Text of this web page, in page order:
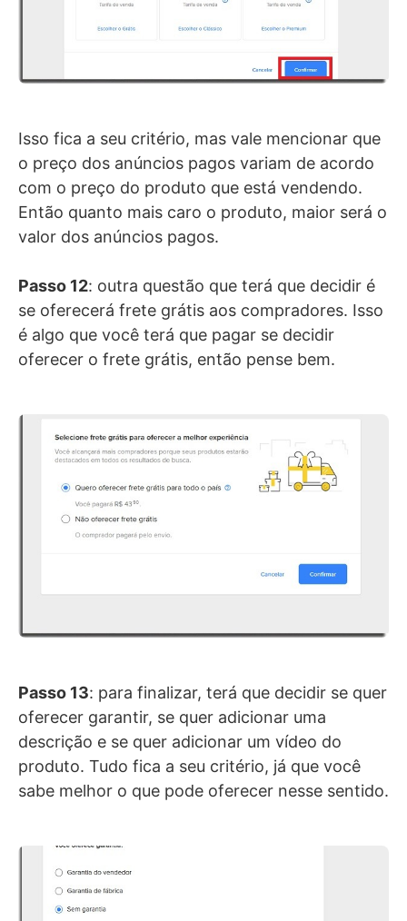
Isso fica a seu critério, mas vale mencionar que
o preço dos anúncios pagos variam de acordo
com o preço do produto que está vendendo.
Então quanto mais caro o produto, maior será o
valor dos anúncios pagos.
Passo 12: outra questão que terá que decidir é
se oferecerá frete grátis aos compradores. Isso
é algo que você terá que pagar se decidir
oferecer o frete grátis, então pense bem.
Passo 13: para finalizar, terá que decidir se quer
oferecer garantir, se quer adicionar uma
descrição e se quer adicionar um vídeo do
produto. Tudo fica a seu critério, já que você
sabe melhor o que pode oferecer nesse sentido.